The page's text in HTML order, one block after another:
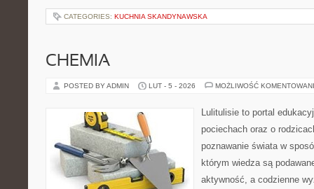
CATEGORIES: KUCHNIA SKANDYNAWSKA
CHEMIA
POSTED BY ADMIN LUT - 5 - 2026 MOŻLIWOŚĆ
Lulitulisie to portal
pociechach oraz o
poznawanie świata w
którym wiedza są
aktywność, a codzienne